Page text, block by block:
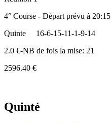
4° Course - Départ prévu à 20:15
Quinte
16-6-15-11-1-9-14
2.0 €-NB de fois la mise: 21
2596.40 €
Quinté